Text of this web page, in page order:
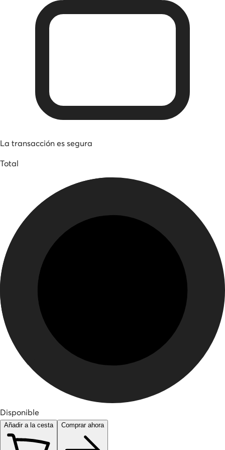
La transacción es segura
Total
Disponible
Añadir a la cesta Comprar ahora